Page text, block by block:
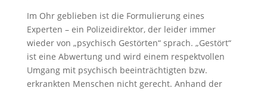
Im Ohr geblieben ist die Formulierung eines
Experten – ein Polizeidirektor, der leider immer
wieder von „psychisch Gestörten“ sprach. „Gestört“
ist eine Abwertung und wird einem respektvollen
Umgang mit psychisch beeinträchtigten bzw.
erkrankten Menschen nicht gerecht. Anhand der